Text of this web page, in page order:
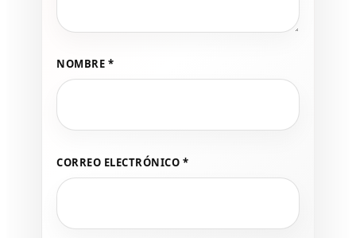
NOMBRE *
CORREO ELECTRÓNICO *